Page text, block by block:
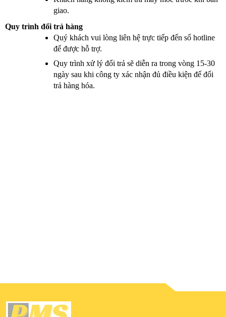
giao.
Quy trình đổi trả hàng
Quý khách vui lòng liên hệ trực tiếp đến số hotline
để được hỗ trợ.
Quy trình xử lý đổi trả sẽ diễn ra trong vòng 15-30
ngày sau khi công ty xác nhận đủ điều kiện để đổi
trả hàng hóa.